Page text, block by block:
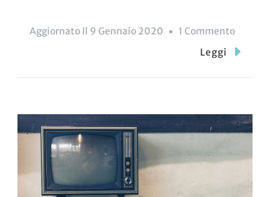
Aggiornato Il 9 Gennaio 2020 1 CommentoSu
I
Future
Oggi)
Leggi